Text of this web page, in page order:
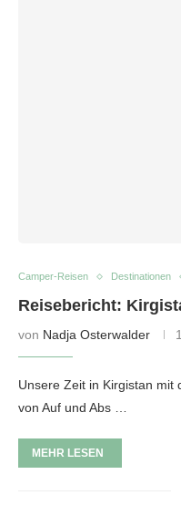
Camper-Reisen Destinationen
Reisebericht:
von Nadja Osterwalder
Unsere Zeit in Kirgistan mit
von Auf und Abs …
MEHR LESEN